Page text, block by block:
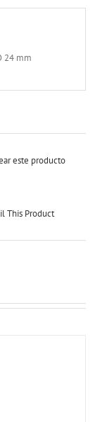
24 mm
este producto
This Product